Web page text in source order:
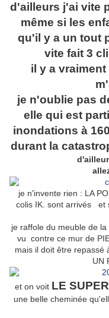
d'ailleurs j'ai vite
même si les
qu'il y a un tout
vite fait 3
il y a
je n'oublie pas
elle qui est
inondations à
durant la
je n'invente rien : LA
colis IK. sont arrivés et
je raffole du meuble de
vu contre ce mur de
mais il doit être repassé
UN
et on voit LE
une belle cheminée